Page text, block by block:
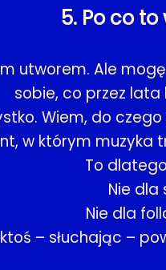
5. Po co to
utworem. Ale
sobie, co przez lata
Wiem, do
w którym muzyka
To
Nie dla
Nie dla
– słuchając –